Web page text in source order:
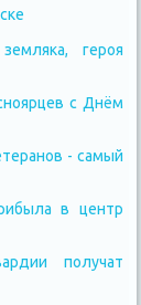
героя
с Днём
- самый
в центр
получат